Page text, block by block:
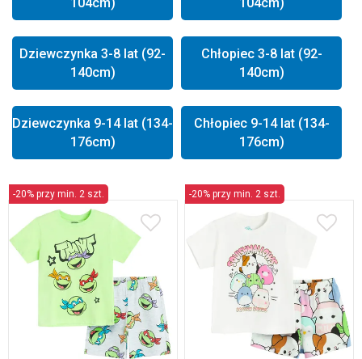
Dziewczynka 3-8 lat (92-
140cm)
Chłopiec 3-8 lat (92-
140cm)
Dziewczynka 9-14 lat (134-
176cm)
Chłopiec 9-14 lat (134-
176cm)
-20% przy min. 2 szt.
104
110
122 128
-20% przy min. 2 szt.
Dostępne w wielu
rozmiarach